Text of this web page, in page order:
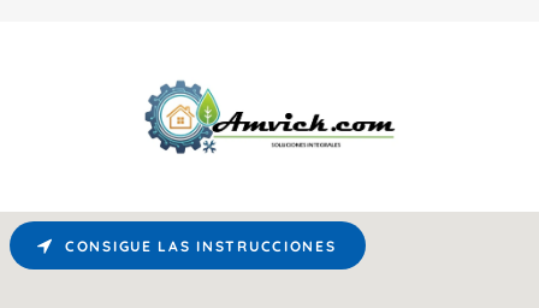
CONSIGUE LAS INSTRUCCIONES